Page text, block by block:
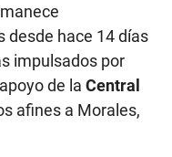
desde hace 14 días
impulsados por
de la Central
afines a Morales,